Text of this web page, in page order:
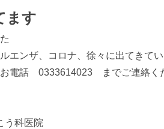
ます
エンザ、コロナ、徐々に出てきてい
電話 0333614023 までご連絡く
う科医院